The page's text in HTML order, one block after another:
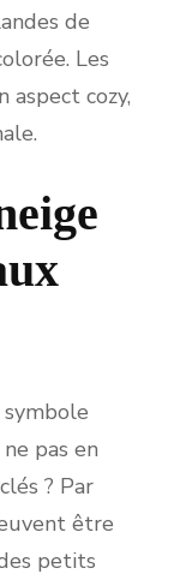
de
Les
cozy,
pas en
? Par
être
petits